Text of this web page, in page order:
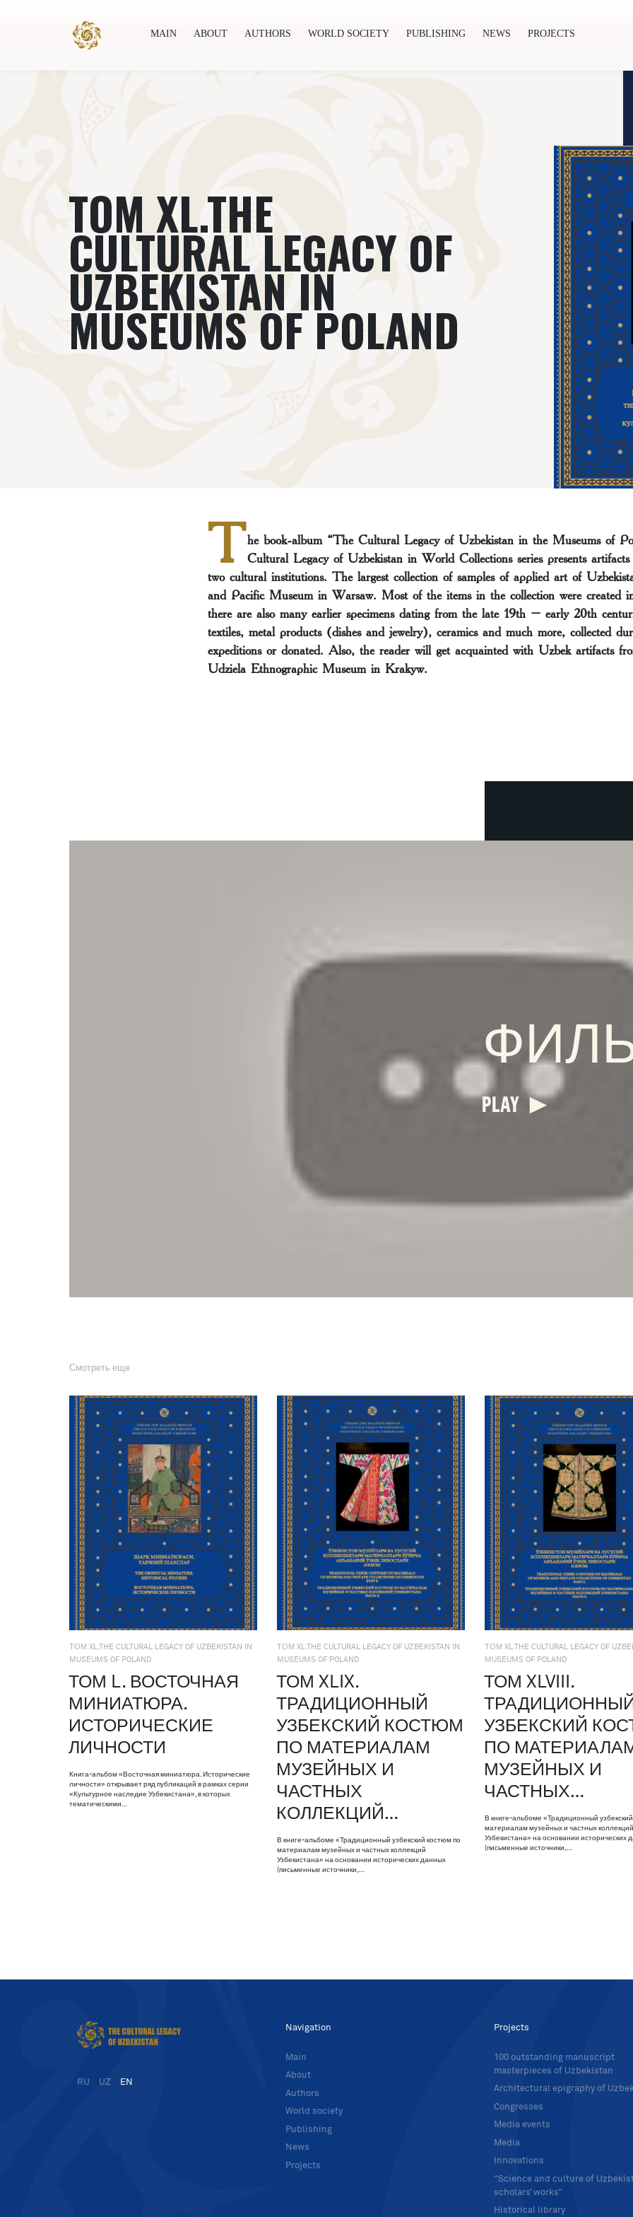
MAIN ABOUT AUTHORS WORLD SOCIETY PUBLISHING NEWS PROJECTS
ТОМ XL.THE
CULTURAL LEGACY OF
UZBEKISTAN IN
MUSEUMS OF POLAND
The book-album “The Cultural Legacy of Uzbekistan in the Museums of
Cultural Legacy of Uzbekistan in World Collections series presents
two cultural institutions. The largest collection of samples of applied art of
and Pacific Museum in Warsaw. Most of the items in the collection were created
there are also many earlier specimens dating from the late 19th – early 20th
textiles, metal products (dishes and jewelry), ceramics and much more, collected
expeditions or donated. Also, the reader will get acquainted with Uzbek artifacts
Udziela Ethnographic Museum in Kraków.
PLAY
Смотреть еще
ТОМ XL.THE CULTURAL LEGACY OF UZBEKISTAN IN
MUSEUMS OF POLAND
ТОМ L. ВОСТОЧНАЯ
МИНИАТЮРА.
ИСТОРИЧЕСКИЕ
ЛИЧНОСТИ
Книга-альбом «Восточная миниатюра. Исторические
личности» открывает ряд публикаций в рамках серии
«Культурное наследие Узбекистана», в которых
тематическими…
ТОМ XL.THE CULTURAL LEGACY OF UZBEKISTAN IN
MUSEUMS OF POLAND
ТОМ XLIX.
ТРАДИЦИОННЫЙ
УЗБЕКСКИЙ КОСТЮМ
ПО МАТЕРИАЛАМ
МУЗЕЙНЫХ И
ЧАСТНЫХ
КОЛЛЕКЦИЙ…
В книге-альбоме «Традиционный узбекский костюм по
материалам музейных и частных коллекций
Узбекистана» на основании исторических данных
(письменные источники,…
ТОМ XL.THE CULTURAL LEGACY OF
MUSEUMS OF POLAND
ТОМ XLVIII.
УЗБЕКСКИЙ
ПО
МУЗЕЙНЫХ И
ЧАСТНЫХ…
В книге-альбоме «Традиционный
материалам музейных и частных коллекций
Узбекистана» на основании исторических
(письменные источники,…
RU UZ EN
Navigation
Main
About
Authors
World society
Publishing
News
Projects
Projects
100 outstanding manuscript
masterpieces of Uzbekistan
Architectural epigraphy of
Congresses
Media events
Media
Innovations
“Science and culture of
scholars’ works”
Historical library